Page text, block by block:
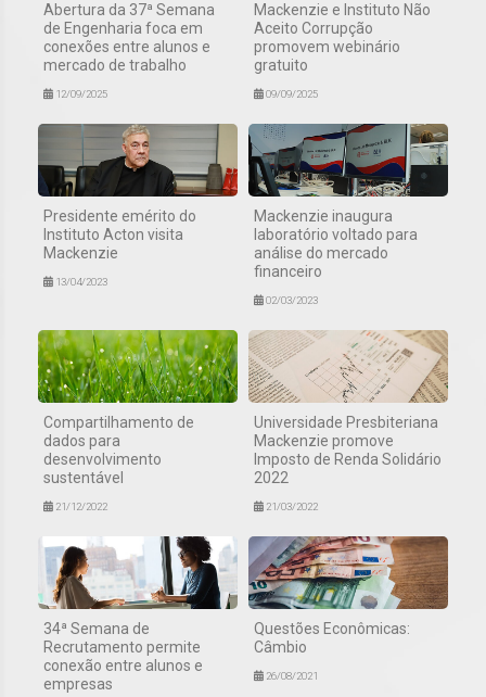
Abertura da 37ª Semana
de Engenharia foca em
conexões entre alunos e
mercado de trabalho
12/09/2025
Mackenzie e Instituto Não
Aceito Corrupção
promovem webinário
gratuito
09/09/2025
Presidente emérito do
Instituto Acton visita
Mackenzie
13/04/2023
Mackenzie inaugura
laboratório voltado para
análise do mercado
financeiro
02/03/2023
Compartilhamento de
dados para
desenvolvimento
sustentável
21/12/2022
Universidade Presbiteriana
Mackenzie promove
Imposto de Renda Solidário
2022
21/03/2022
34ª Semana de
Recrutamento permite
conexão entre alunos e
empresas
Questões Econômicas:
Câmbio
26/08/2021